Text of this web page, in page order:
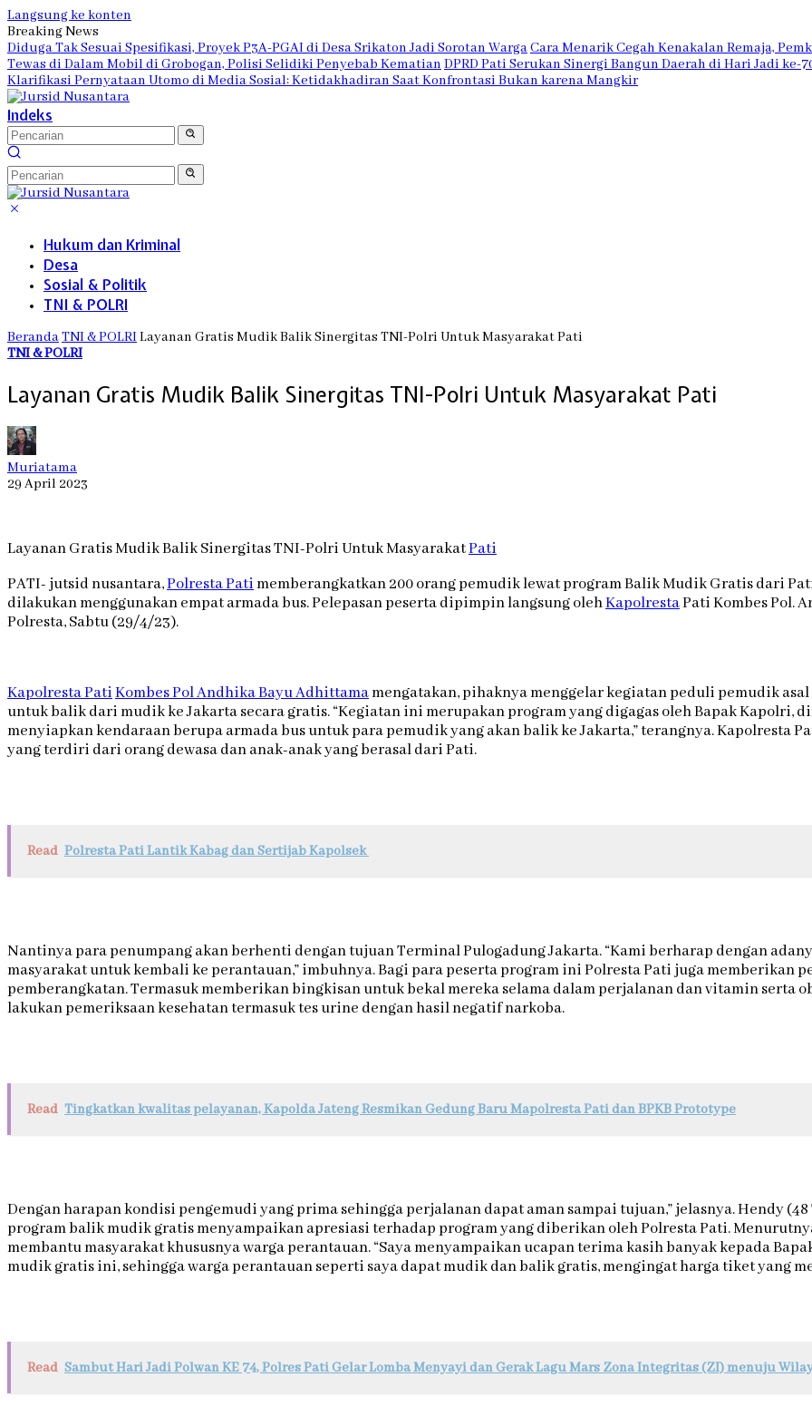
Langsung ke konten
Breaking News
Diduga Tak Sesuai Spesifikasi, Proyek P3A-PGAI di Desa Srikaton Jadi Sorotan WargaCara Menarik Cegah Kenakalan Remaja,
Tewas di Dalam Mobil di Grobogan, Polisi Selidiki Penyebab Kematian DPRD Pati Serukan Sinergi Bangun Daerah di Hari Jadi
Klarifikasi Pernyataan Utomo di Media Sosial: Ketidakhadiran Saat Konfrontasi Bukan karena Mangkir
Indeks
Hukum dan Kriminal
Desa
Sosial & Politik
TNI & POLRI
BerandaTNI & POLRILayanan Gratis Mudik Balik Sinergitas TNI-Polri Untuk Masyarakat Pati
TNI & POLRI
Layanan Gratis Mudik Balik Sinergitas TNI-Polri Untuk Masyarakat Pati
Muriatama
29 April 2023
Layanan Gratis Mudik Balik Sinergitas TNI-Polri Untuk MasyarakatPati
PATI- jutsid nusantara,Polresta Patimemberangkatkan 200 orang pemudik lewat program Balik Mudik Gratis dari
dilakukan menggunakan empat armada bus. Pelepasan peserta dipimpin langsung olehKapolrestaPati Kombes Pol.
Polresta, Sabtu (29/4/23).
Kapolresta PatiKombes Pol Andhika Bayu Adhittamamengatakan, pihaknya menggelar kegiatan peduli pemudik
untuk balik dari mudik ke Jakarta secara gratis. “Kegiatan ini merupakan program yang digagas oleh Bapak Kapolri,
menyiapkan kendaraan berupa armada bus untuk para pemudik yang akan balik ke Jakarta,” terangnya. Kapolresta
yang terdiri dari orang dewasa dan anak-anak yang berasal dari Pati.
Read Polresta Pati Lantik Kabag dan Sertijab Kapolsek
Nantinya para penumpang akan berhenti dengan tujuan Terminal Pulogadung Jakarta. “Kami berharap dengan
masyarakat untuk kembali ke perantauan,” imbuhnya. Bagi para peserta program ini Polresta Pati juga memberikan
pemberangkatan. Termasuk memberikan bingkisan untuk bekal mereka selama dalam perjalanan dan vitamin serta
lakukan pemeriksaan kesehatan termasuk tes urine dengan hasil negatif narkoba.
Read Tingkatkan kwalitas pelayanan, Kapolda Jateng Resmikan Gedung Baru Mapolresta Pati dan BPKB Prototype
Dengan harapan kondisi pengemudi yang prima sehingga perjalanan dapat aman sampai tujuan,” jelasnya. Hendy (48
program balik mudik gratis menyampaikan apresiasi terhadap program yang diberikan oleh Polresta Pati.
membantu masyarakat khususnya warga perantauan. “Saya menyampaikan ucapan terima kasih banyak kepada
mudik gratis ini, sehingga warga perantauan seperti saya dapat mudik dan balik gratis, mengingat harga tiket yang
Read Sambut Hari Jadi Polwan KE 74, Polres Pati Gelar Lomba Menyayi dan Gerak Lagu Mars Zona Integritas (ZI) menuju